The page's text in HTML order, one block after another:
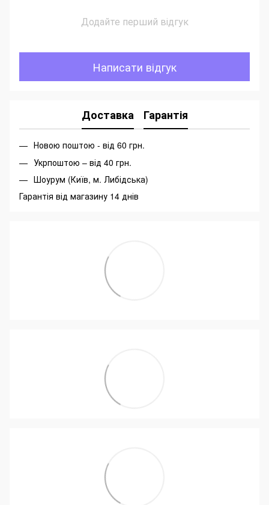
Додайте перший відгук
Написати відгук
Доставка Гарантія
Новою поштою - від 60 грн.
Укрпоштою – від 40 грн.
Шоурум (Київ, м. Либідська)
Гарантія від магазину 14 днів